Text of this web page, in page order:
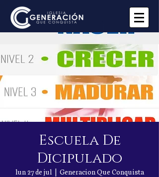
Escuela De
Dicipulado
lun 27 de jul
  |
Generacion Que Conquista